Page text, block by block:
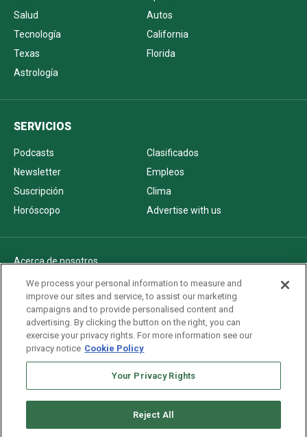
Salud
Autos
Tecnología
California
Texas
Florida
Astrología
SERVICIOS
Podcasts
Clasificados
Newsletter
Empleos
Suscripción
Clima
Horóscopo
Advertise with us
Acerca de nosotros
Politica de privacidad
Pautas Editoriales
AdChoices
Advertise with us
Newsletters
We process your personal information to measure and
improve our sites and service, to assist our marketing
campaigns and to provide personalised content and
advertising. By clicking the button on the right, you can
exercise your privacy rights. For more information see our
privacy notice Cookie Policy
Your Privacy Rights
Reject All